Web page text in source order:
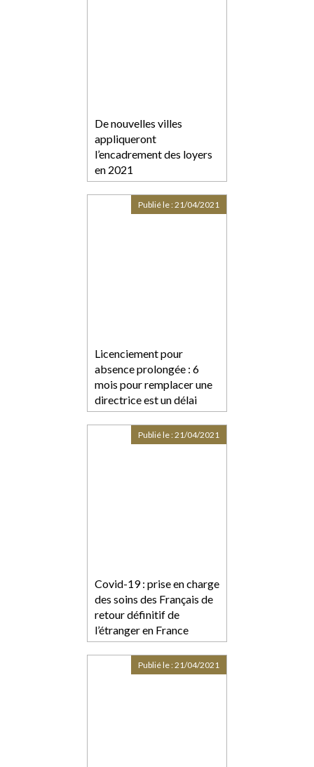
De nouvelles villes
appliqueront
l’encadrement des loyers
en 2021
Licenciement pour
absence prolongée : 6
mois pour remplacer une
directrice est un délai
raisonnable
Publié le :21/04/2021
Covid-19 : prise en charge
des soins des Français de
retour définitif de
l’étranger en France
Publié le :21/04/2021
Publié le :21/04/2021